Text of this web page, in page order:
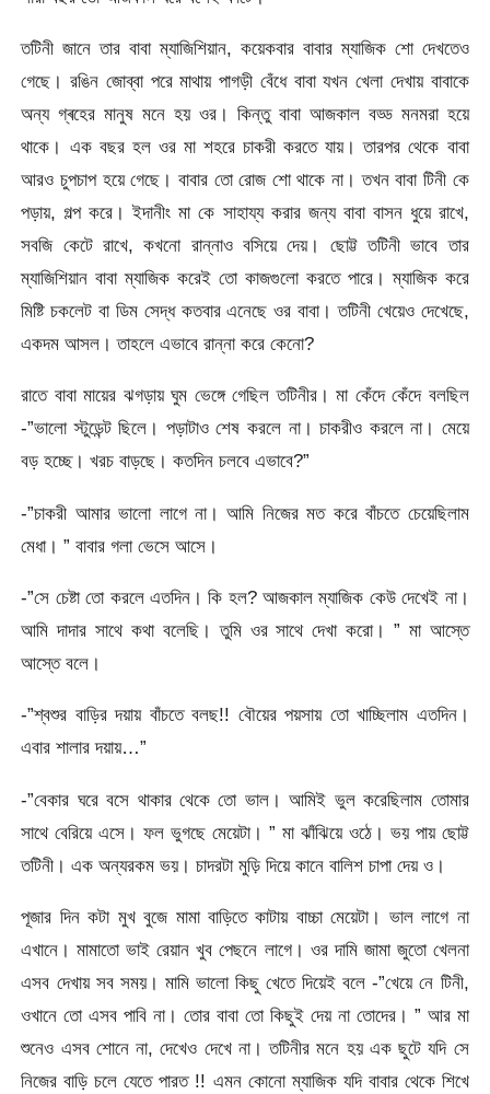
তটিনী জানে তার বাবা ম্যাজিশিয়ান, কয়েকবার বাবার ম্যাজিক শো দেখতেও
গেছে। রঙিন জোব্বা পরে মাথায় পাগড়ী বেঁধে বাবা যখন খেলা দেখায় বাবাকে
অন্য গ্ৰহের মানুষ মনে হয় ওর। কিন্তু বাবা আজকাল বড্ড মনমরা হয়ে
থাকে। এক বছর হল ওর মা শহরে চাকরী করতে যায়। তারপর থেকে বাবা
আরও চুপচাপ হয়ে গেছে। বাবার তো রোজ শো থাকে না। তখন বাবা টিনী কে
পড়ায়, গল্প করে। ইদানীং মা কে সাহায্য করার জন্য বাবা বাসন ধুয়ে রাখে,
সবজি কেটে রাখে, কখনো রান্নাও বসিয়ে দেয়। ছোট্ট তটিনী ভাবে তার
ম্যাজিশিয়ান বাবা ম্যাজিক করেই তো কাজগুলো করতে পারে। ম্যাজিক করে
মিষ্টি চকলেট বা ডিম সেদ্ধ কতবার এনেছে ওর বাবা। তটিনী খেয়েও দেখেছে,
একদম আসল। তাহলে এভাবে রান্না করে কেনো?
রাতে বাবা মায়ের ঝগড়ায় ঘুম ভেঙ্গে গেছিল তটিনীর। মা কেঁদে কেঁদে বলছিল
-”ভালো স্টুডেন্ট ছিলে। পড়াটাও শেষ করলে না। চাকরীও করলে না। মেয়ে
বড় হচ্ছে। খরচ বাড়ছে। কতদিন চলবে এভাবে?”
-”চাকরী আমার ভালো লাগে না। আমি নিজের মত করে বাঁচতে চেয়েছিলাম
মেধা। ” বাবার গলা ভেসে আসে।
-”সে চেষ্টা তো করলে এতদিন। কি হল? আজকাল ম্যাজিক কেউ দেখেই না।
আমি দাদার সাথে কথা বলেছি। তুমি ওর সাথে দেখা করো। ” মা আস্তে
আস্তে বলে।
-”শ্বশুর বাড়ির দয়ায় বাঁচতে বলছ!! বৌয়ের পয়সায় তো খাচ্ছিলাম এতদিন।
এবার শালার দয়ায়…”
-”বেকার ঘরে বসে থাকার থেকে তো ভাল। আমিই ভুল করেছিলাম তোমার
সাথে বেরিয়ে এসে। ফল ভুগছে মেয়েটা। ” মা ঝাঁঝিয়ে ওঠে। ভয় পায় ছোট্ট
তটিনী। এক অন্যরকম ভয়। চাদরটা মুড়ি দিয়ে কানে বালিশ চাপা দেয় ও।
পূজার দিন কটা মুখ বুজে মামা বাড়িতে কাটায় বাচ্চা মেয়েটা। ভাল লাগে না
এখানে। মামাতো ভাই রেয়ান খুব পেছনে লাগে। ওর দামি জামা জুতো খেলনা
এসব দেখায় সব সময়। মামি ভালো কিছু খেতে দিয়েই বলে -”খেয়ে নে টিনী,
ওখানে তো এসব পাবি না। তোর বাবা তো কিছুই দেয় না তোদের। ” আর মা
শুনেও এসব শোনে না, দেখেও দেখে না। তটিনীর মনে হয় এক ছুটে যদি সে
নিজের বাড়ি চলে যেতে পারত !! এমন কোনো ম্যাজিক যদি বাবার থেকে শিখে